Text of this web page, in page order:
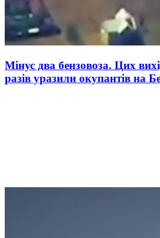
Мінус два бензовоза. Цих
разів уразили окупантів на